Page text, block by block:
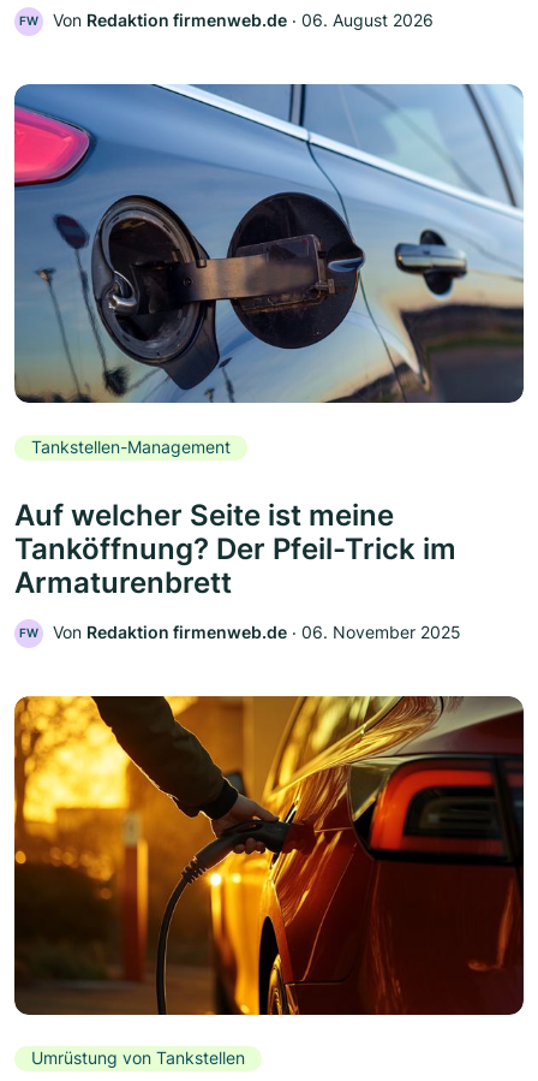
FW Von Redaktion firmenweb.de ‧ 06. August 2026
Tankstellen-Management
Auf welcher Seite ist meine
Tanköffnung? Der Pfeil-Trick im
Armaturenbrett
FW Von Redaktion firmenweb.de ‧ 06. November 2025
Umrüstung von Tankstellen